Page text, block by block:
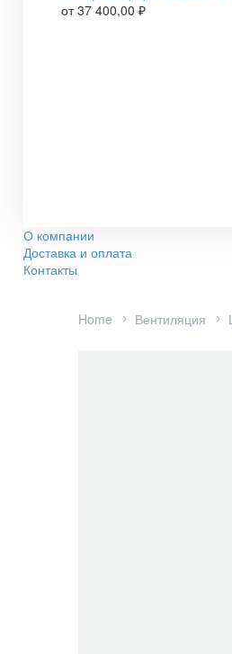
от37 400,00 ₽
О компании
Доставка и оплата
Контакты
Home Вентиляция